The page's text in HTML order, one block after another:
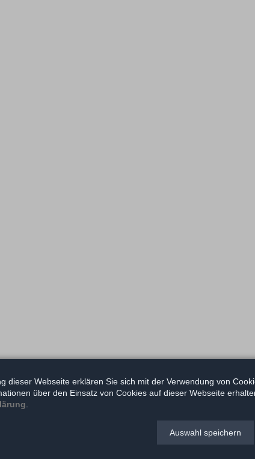
dieser Webseite erklären Sie sich mit der Verwendung von
über den Einsatz von Cookies auf dieser Webseite
Auswahl speichern